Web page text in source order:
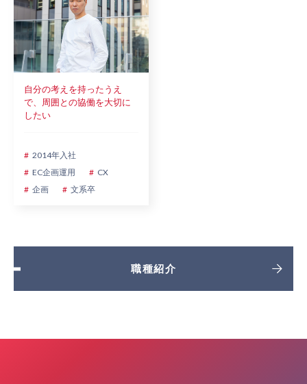
自分の考えを持ったうえ
で、周囲との協働を大切に
したい
2014年入社
EC企画運用
CX
企画
文系卒
職種紹介